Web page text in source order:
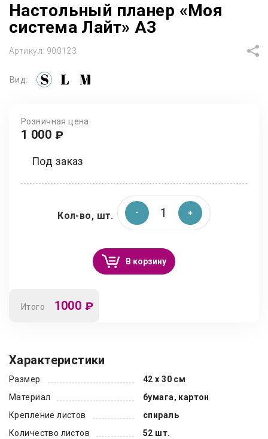
Настольный планер «Моя
система Лайт» А3
Артикул: 900123
Вид:
Розничная цена
1 000 ₽
Под заказ
Кол-во, шт.
В корзину
Итого 1000 ₽
Характеристики
Размер
42 х 30 см
Материал
бумага, картон
Крепление листов
спираль
Количество листов
52 шт.